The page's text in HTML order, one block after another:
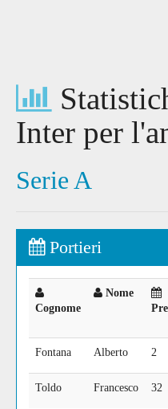
Inter per
Serie A
Portieri
Cognome
Nome
Fontana Alberto 2
Toldo Francesco 32